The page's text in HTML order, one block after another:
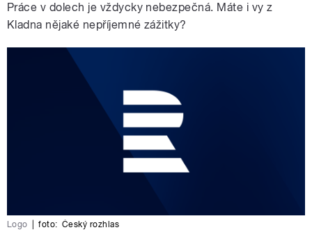
Práce v dolech je vždycky nebezpečná. Máte i vy z
Kladna nějaké nepříjemné zážitky?
Logo foto: Český rozhlas